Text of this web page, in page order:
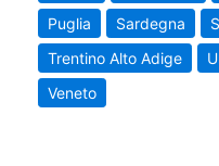
Puglia
Sardegna
Trentino Alto Adige
Veneto